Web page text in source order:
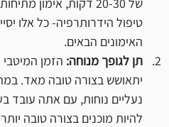
טיפול הידרותרפיה- כל אלו
האימונים הבאים.
תן לגופך מנוחה:
יתאושש בצורה טובה מאד.
נעליים נוחות, עם אתה עובד
להיות מוכנים בצורה טובה